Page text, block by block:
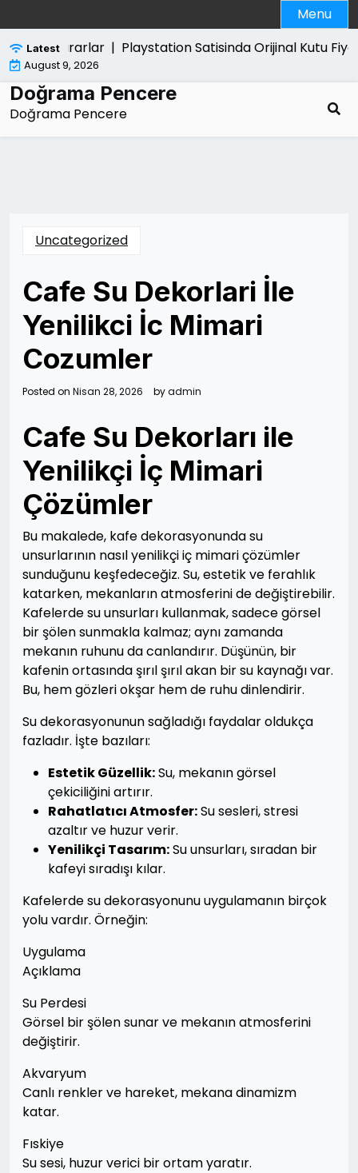
to
content
Menu
LatestZararlar |Playstation Satisinda Orijinal Kutu
August 9, 2026
Doğrama Pencere
Doğrama Pencere
Uncategorized
Cafe Su Dekorlari İle
Yenilikci İc Mimari
Cozumler
Posted on Nisan 28, 2026 byadmin
Cafe Su Dekorları ile
Yenilikçi İç Mimari
Çözümler
Bu makalede, kafe dekorasyonunda su
unsurlarının nasıl yenilikçi iç mimari çözümler
sunduğunu keşfedeceğiz. Su, estetik ve ferahlık
katarken, mekanların atmosferini de değiştirebilir.
Kafelerde su unsurları kullanmak, sadece görsel
bir şölen sunmakla kalmaz; aynı zamanda
mekanın ruhunu da canlandırır. Düşünün, bir
kafenin ortasında şırıl şırıl akan bir su kaynağı var.
Bu, hem gözleri okşar hem de ruhu dinlendirir.
Su dekorasyonunun sağladığı faydalar oldukça
fazladır. İşte bazıları:
Estetik Güzellik:Su, mekanın görsel
çekiciliğini artırır.
Rahatlatıcı Atmosfer:Su sesleri, stresi
azaltır ve huzur verir.
Yenilikçi Tasarım:Su unsurları, sıradan bir
kafeyi sıradışı kılar.
Kafelerde su dekorasyonunu uygulamanın birçok
yolu vardır. Örneğin:
Uygulama
Açıklama
Su Perdesi
Görsel bir şölen sunar ve mekanın atmosferini
değiştirir.
Akvaryum
Canlı renkler ve hareket, mekana dinamizm
katar.
Fıskiye
Su sesi, huzur verici bir ortam yaratır.